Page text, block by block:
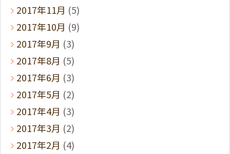
2017年11月 (5)
2017年10月 (9)
2017年9月 (3)
2017年8月 (5)
2017年6月 (3)
2017年5月 (2)
2017年4月 (3)
2017年3月 (2)
2017年2月 (4)